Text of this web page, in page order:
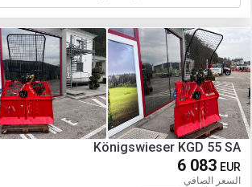
Königswieser KGD 55 SA
6 083 EUR
السعر الصافي